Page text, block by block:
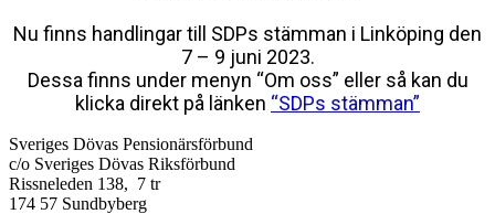
Nu finns handlingar till SDPs stämman i Linköping den
7 – 9 juni 2023.
Dessa finns under menyn “Om oss” eller så kan du
klicka direkt på länken “SDPs stämman”
Sveriges Dövas Pensionärsförbund
c/o Sveriges Dövas Riksförbund
Rissneleden 138, 7 tr
174 57 Sundbyberg